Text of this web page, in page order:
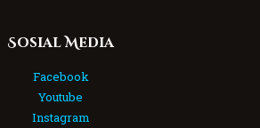
Sosial Media
Facebook
Youtube
Instagram